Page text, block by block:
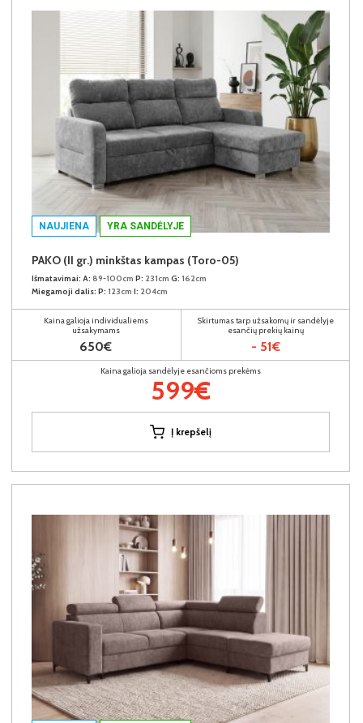
NAUJIENA YRA SANDĖLYJE
PAKO (II gr.) minkštas kampas (Toro-05)
Išmatavimai: A: 89-100cm P: 231cm G: 162cm
Miegamoji dalis: P: 123cm I: 204cm
Kaina galioja individualiems
užsakymams
650€
Skirtumas tarp užsakomų ir sandėlyje
esančių prekių kainų
- 51€
Kaina galioja sandėlyje esančioms prekėms
599€
Į krepšelį